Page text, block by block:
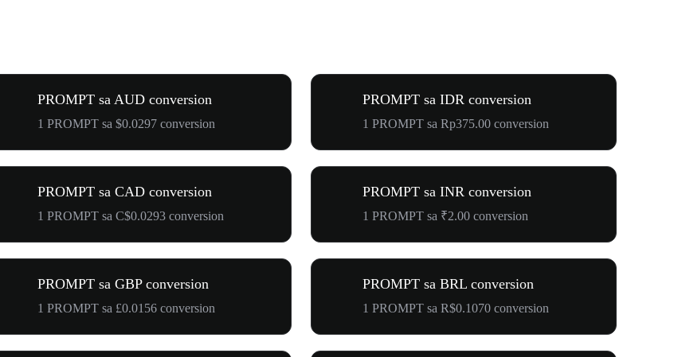
PROMPT sa AUD conversion
1 PROMPT sa $0.0297 conversion
PROMPT sa IDR conversion
1 PROMPT sa Rp375.00 conversion
PROMPT sa CAD conversion
1 PROMPT sa C$0.0293 conversion
PROMPT sa INR conversion
1 PROMPT sa ₹2.00 conversion
PROMPT sa GBP conversion
1 PROMPT sa £0.0156 conversion
PROMPT sa BRL conversion
1 PROMPT sa R$0.1070 conversion